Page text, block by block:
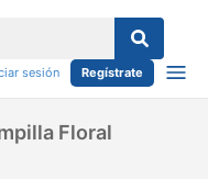
sesión Regístrate
Floral